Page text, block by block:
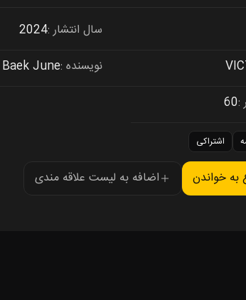
سال انتشار 2024
نویسنده Baek June
60
اشتراکی
به خواندن اضافه به لیست علاقه مندی